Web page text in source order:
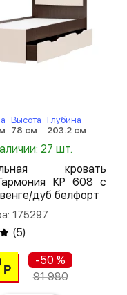
Высота
78 см
Глубина
203.2 см
27 шт.
кровать
КР 608 с
дуб белфорт
175297
(5)
Р
-50 %
91 980